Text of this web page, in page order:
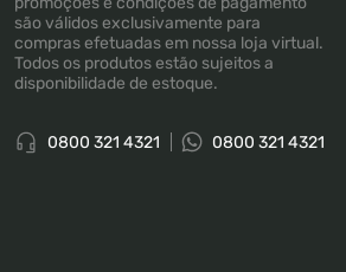
são válidos exclusivamente para
compras efetuadas em nossa loja virtual.
Todos os produtos estão sujeitos a
disponibilidade de estoque.
0800 321 4321 0800 321 4321